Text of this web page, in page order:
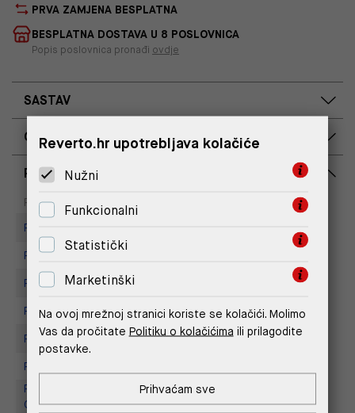
PRVA ZAMJENA BESPLATNA
BESPLATNA DOSTAVA U 8 POSLOVNICA
Popis poslovnica pronađi ovdje
SASTAV
OPIS PROIZVODA
RASPOLOŽIVOST PO POSLOVNICAMA
Poslovnica
Na upit
Replay Store, Joker Centar
Replay Store, City Center One
Replay store, Arena centar
Replay Store, Mall of Split
Replay store, Tower Centar
Replay Store, Supernova Zadar
Replay Outlet Store, Designer
Outlet Croatia
Reverto.hr upotrebljava kolačiće
Nužni
Funkcionalni
Statistički
Marketinški
Na ovoj mrežnoj stranici koriste se kolačići. Molimo
Vas da pročitate Politiku o kolačićima ili prilagodite
postavke.
Prihvaćam sve